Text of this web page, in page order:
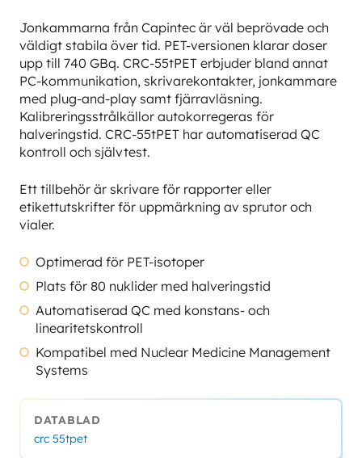
Jonkammarna från Capintec är väl beprövade och
väldigt stabila över tid. PET-versionen klarar doser
upp till 740 GBq. CRC-55tPET erbjuder bland annat
PC-kommunikation, skrivarekontakter, jonkammare
med plug-and-play samt fjärravläsning.
Kalibreringsstrålkällor autokorregeras för
halveringstid. CRC-55tPET har automatiserad QC
kontroll och självtest.
Ett tillbehör är skrivare för rapporter eller
etikettutskrifter för uppmärkning av sprutor och
vialer.
Optimerad för PET-isotoper
Plats för 80 nuklider med halveringstid
Automatiserad QC med konstans- och
linearitetskontroll
Kompatibel med Nuclear Medicine Management
Systems
DATABLAD
crc 55tpet